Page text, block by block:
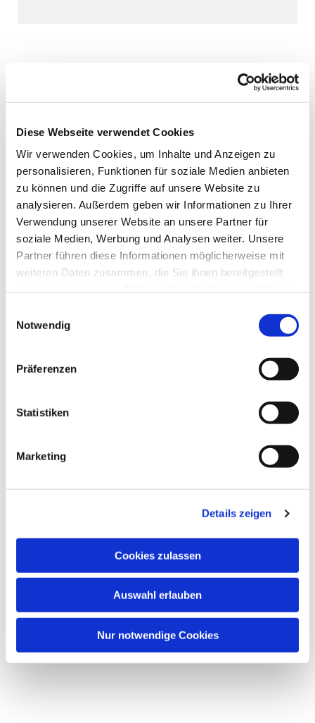
Diese Webseite verwendet Cookies
Wir verwenden Cookies, um Inhalte und Anzeigen zu
personalisieren, Funktionen für soziale Medien anbieten
zu können und die Zugriffe auf unsere Website zu
analysieren. Außerdem geben wir Informationen zu Ihrer
Verwendung unserer Website an unsere Partner für
soziale Medien, Werbung und Analysen weiter. Unsere
Partner führen diese Informationen möglicherweise mit
weiteren Daten zusammen, die Sie ihnen bereitgestellt
Notwendig
Präferenzen
Statistiken
Marketing
Details zeigen
Cookies zulassen
Auswahl erlauben
Nur notwendige Cookies